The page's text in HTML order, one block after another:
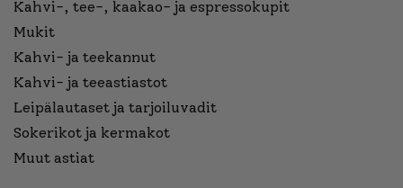
Kahvi-, tee-, kaakao- ja espressokupit
Mukit
Kahvi- ja teekannut
Kahvi- ja teeastiastot
Leipälautaset ja tarjoiluvadit
Sokerikot ja kermakot
Muut astiat